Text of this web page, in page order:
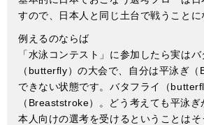
すので、日本人と同じ土台で戦うことに
例えるのならば
「水泳コンテスト」に参加したら実はバ
（butterfly）の大会で、自分は平泳ぎ
できない状態です。バタフライ（
（Breaststroke）。どう考えても平泳
本人向けの選考を受けるということは